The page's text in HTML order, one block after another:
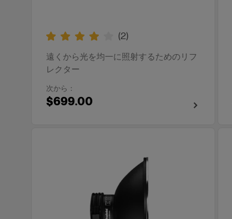
(2)
遠くから光を均一に照射するためのリフ
レクター
次から：
$699.00